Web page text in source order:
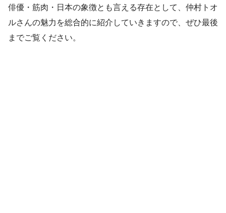
俳優・筋肉・日本の象徴とも言える存在として、仲村トオ
ルさんの魅力を総合的に紹介していきますので、ぜひ最後
までご覧ください。